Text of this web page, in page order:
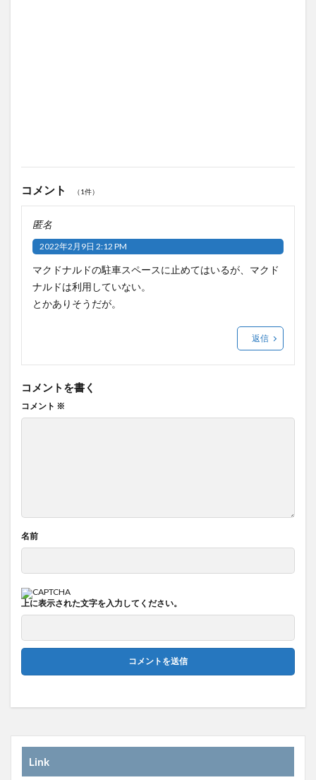
コメント （1件）
匿名
2022年2月9日 2:12 PM
マクドナルドの駐車スペースに止めてはいるが、マクド
ナルドは利用していない。
とかありそうだが。
返信
コメントを書く
コメント ※
名前
上に表示された文字を入力してください。
Link